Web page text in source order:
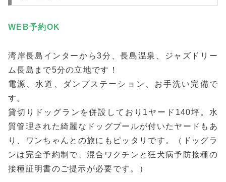
WEB予約OK
湾岸長島インターから3分、長島温泉、ジャズドリー
ム長島まで5分の立地です！
電源、水道、ダンプステーション、お手洗い完備で
す。
貸切りドッグランを併設しており1ヤード140坪。水
質管理された綺麗なドッグプールが付いたヤードもあ
り、ワンちゃんとの旅にもピッタリです。（ドッグラ
ンは完全予約制で、混合ワクチンと狂犬病予防接種の
接種証明書のご提示が必要です。）